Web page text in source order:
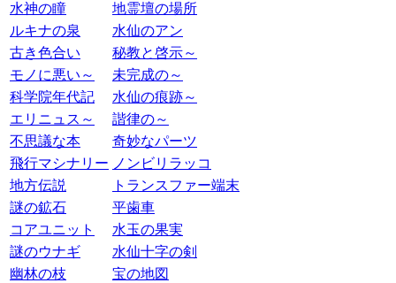
水神の瞳
地霊壇の場所
ルキナの泉
水仙のアン
古き色合い
秘教と啓示～
モノに悪い～
未完成の～
科学院年代記
水仙の痕跡～
エリニュス～
諧律の～
不思議な本
奇妙なパーツ
飛行マシナリー ノンビリラッコ
地方伝説
トランスファー端末
謎の鉱石
平歯車
コアユニット
水玉の果実
謎のウナギ
水仙十字の剣
幽林の枝
宝の地図